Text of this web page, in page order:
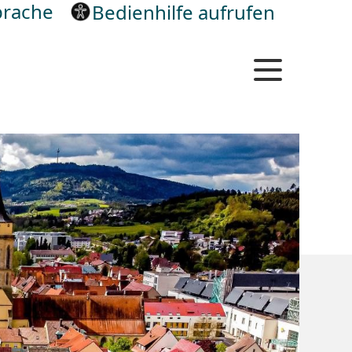
Bedienhilfe aufrufen